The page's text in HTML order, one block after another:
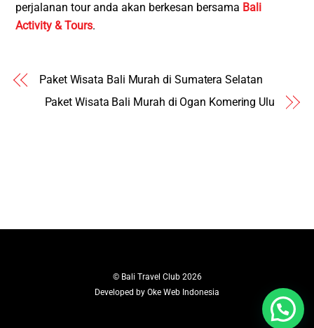
perjalanan tour anda akan berkesan bersama Bali
Activity & Tours.
Paket Wisata Bali Murah di Sumatera Selatan
Paket Wisata Bali Murah di Ogan Komering Ulu
© Bali Travel Club2026
Developed by Oke Web Indonesia